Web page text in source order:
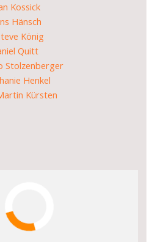
Kossick
Hänsch
König
Quitt
Stolzenberger
Henkel
Kürsten